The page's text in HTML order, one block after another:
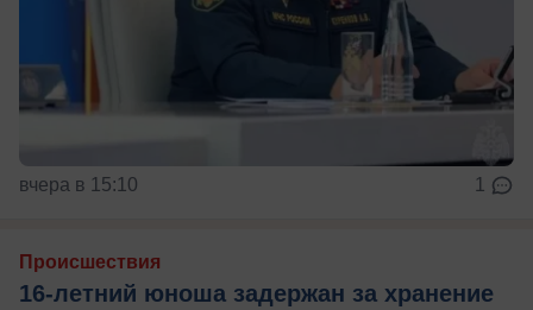
вчера в 15:10 1
Происшествия
16-летний юноша задержан за хранение